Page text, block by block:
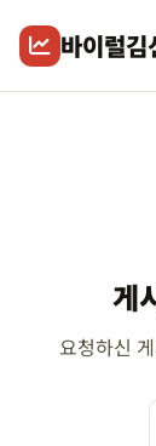
바이럴김
게
요청하신